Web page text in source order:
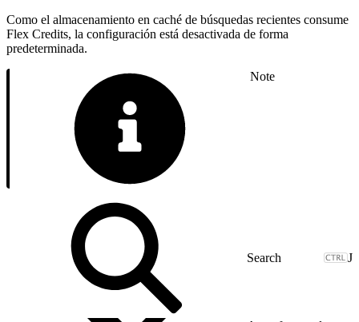
Como el almacenamiento en caché de búsquedas recientes consume
Flex Credits, la configuración está desactivada de forma
predeterminada.
Note
J